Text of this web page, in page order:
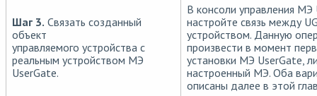
Шаг 3. Связать созданный
объект
управляемого устройства с
реальным устройством МЭ
UserGate.
В консоли управления МЭ
настройте связь между
устройством. Данную
произвести в момент
установки МЭ UserGate,
настроенный МЭ. Оба
описаны далее в этой